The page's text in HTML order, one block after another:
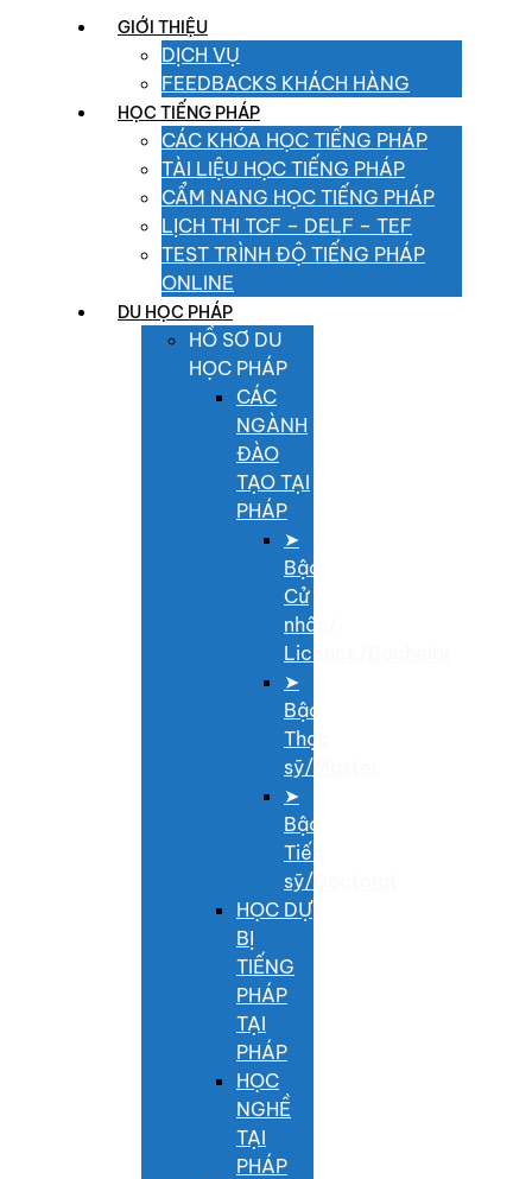
GIỚI THIỆU
DỊCH VỤ
FEEDBACKS KHÁCH HÀNG
HỌC TIẾNG PHÁP
CÁC KHÓA HỌC TIẾNG PHÁP
TÀI LIỆU HỌC TIẾNG PHÁP
CẨM NANG HỌC TIẾNG PHÁP
LỊCH THI TCF – DELF – TEF
TEST TRÌNH ĐỘ TIẾNG PHÁP
ONLINE
DU HỌC PHÁP
HỒ SƠ DU
HỌC PHÁP
CÁC
NGÀNH
ĐÀO
TẠO TẠI
PHÁP
➤
Bậc
Cử
nhân/
Licence/Bachelor
➤
Bậc
Thạc
sỹ/Master
➤
Bậc
Tiến
sỹ/Doctorat
HỌC DỰ
BỊ
TIẾNG
PHÁP
TẠI
PHÁP
HỌC
NGHỀ
TẠI
PHÁP